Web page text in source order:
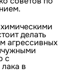
химическими
делать
агрессивных
с
в